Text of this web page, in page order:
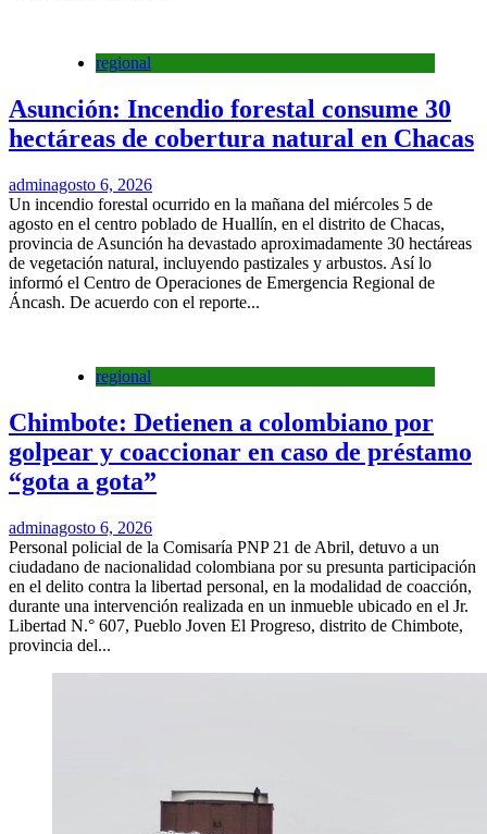
regional
Asunción: Incendio forestal consume 30
hectáreas de cobertura natural en Chacas
adminagosto 6, 2026
Un incendio forestal ocurrido en la mañana del miércoles 5 de
agosto en el centro poblado de Huallín, en el distrito de Chacas,
provincia de Asunción ha devastado aproximadamente 30 hectáreas
de vegetación natural, incluyendo pastizales y arbustos. Así lo
informó el Centro de Operaciones de Emergencia Regional de
Áncash. De acuerdo con el reporte...
regional
Chimbote: Detienen a colombiano por
golpear y coaccionar en caso de préstamo
“gota a gota”
adminagosto 6, 2026
Personal policial de la Comisaría PNP 21 de Abril, detuvo a un
ciudadano de nacionalidad colombiana por su presunta participación
en el delito contra la libertad personal, en la modalidad de coacción,
durante una intervención realizada en un inmueble ubicado en el Jr.
Libertad N.° 607, Pueblo Joven El Progreso, distrito de Chimbote,
provincia del...